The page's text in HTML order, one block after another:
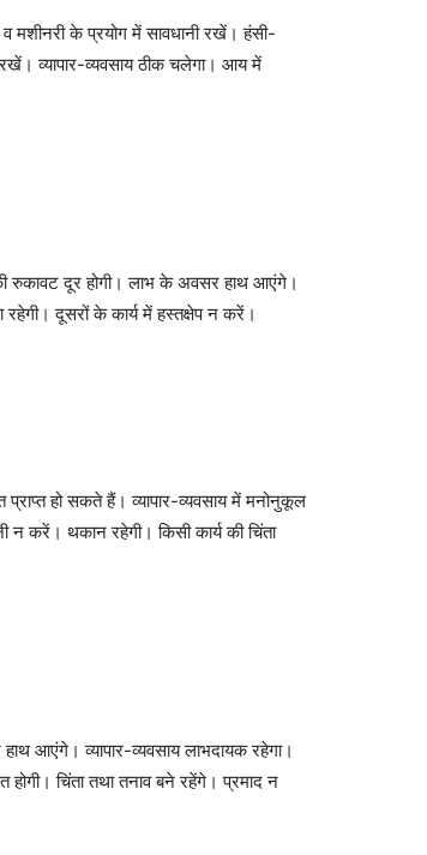
मशीनरी के प्रयोग में सावधानी रखें। हंसी-
व्यापार-व्यवसाय ठीक चलेगा। आय में
रुकावट दूर होगी। लाभ के अवसर हाथ आएंगे।
रहेगी। दूसरों के कार्य में हस्तक्षेप न करें।
हो सकते हैं। व्यापार-व्यवसाय में मनोनुकूल
न करें। थकान रहेगी। किसी कार्य की चिंता
आएंगे। व्यापार-व्यवसाय लाभदायक रहेगा।
चिंता तथा तनाव बने रहेंगे। प्रमाद न